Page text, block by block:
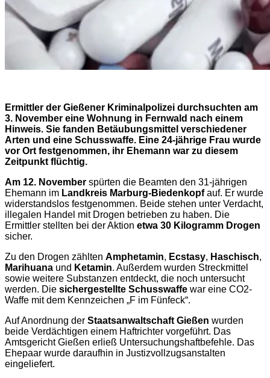
Ermittler der Gießener Kriminalpolizei durchsuchten am
3. November eine Wohnung in Fernwald nach einem
Hinweis. Sie fanden Betäubungsmittel verschiedener
Arten und eine Schusswaffe. Eine 24-jährige Frau wurde
vor Ort festgenommen, ihr Ehemann war zu diesem
Zeitpunkt flüchtig.
Am 12. November spürten die Beamten den 31-jährigen
Ehemann im Landkreis Marburg-Biedenkopfauf. Er wurde
widerstandslos festgenommen. Beide stehen unter Verdacht,
illegalen Handel mit Drogen betrieben zu haben. Die
Ermittler stellten bei der Aktion etwa 30 Kilogramm Drogen
sicher.
Zu den Drogen zählten Amphetamin, Ecstasy, Haschisch,
Marihuana und Ketamin. Außerdem wurden Streckmittel
sowie weitere Substanzen entdeckt, die noch untersucht
werden. Die sichergestellte Schusswaffe war eine CO2-
Waffe mit dem Kennzeichen „F im Fünfeck“.
Auf Anordnung der Staatsanwaltschaft Gießen wurden
beide Verdächtigen einem Haftrichter vorgeführt. Das
Amtsgericht Gießen erließ Untersuchungshaftbefehle. Das
Ehepaar wurde daraufhin in Justizvollzugsanstalten
eingeliefert.